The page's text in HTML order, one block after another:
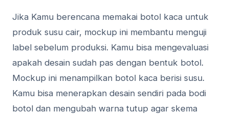
Jika Kamu berencana memakai botol kaca untuk
produk susu cair, mockup ini membantu menguji
label sebelum produksi. Kamu bisa mengevaluasi
apakah desain sudah pas dengan bentuk botol.
Mockup ini menampilkan botol kaca berisi susu.
Kamu bisa menerapkan desain sendiri pada bodi
botol dan mengubah warna tutup agar skema